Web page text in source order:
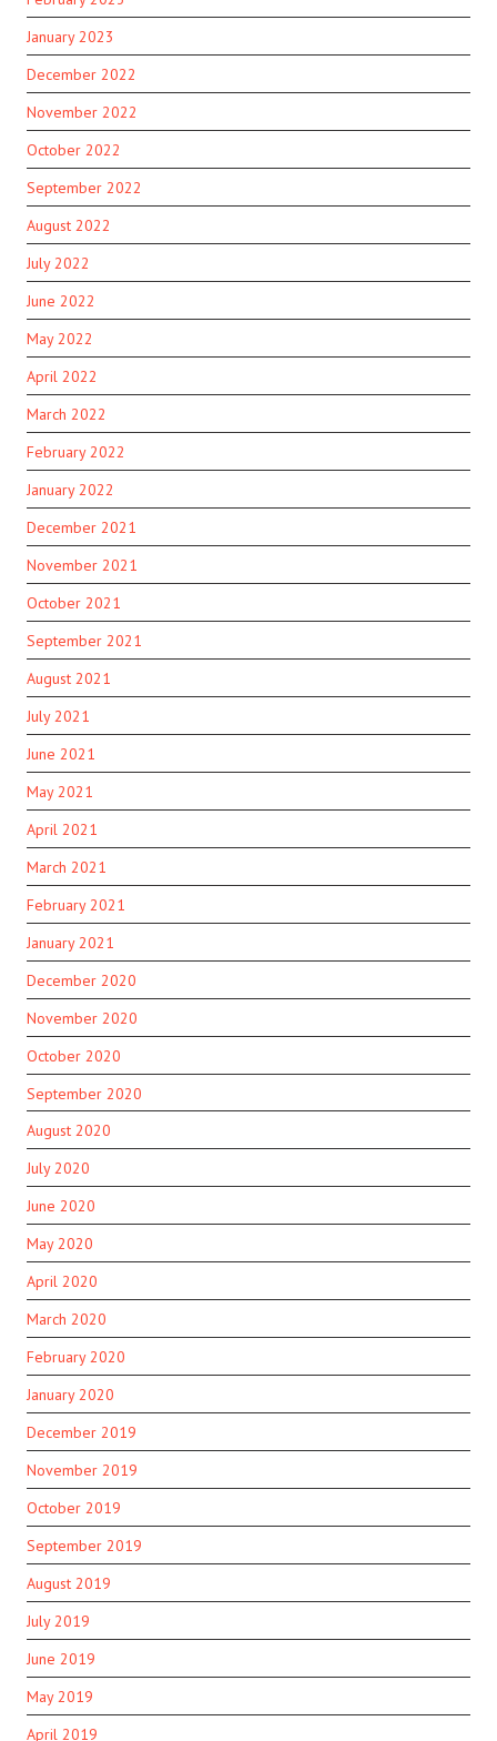
January 2023
December 2022
November 2022
October 2022
September 2022
August 2022
July 2022
June 2022
May 2022
April 2022
March 2022
February 2022
January 2022
December 2021
November 2021
October 2021
September 2021
August 2021
July 2021
June 2021
May 2021
April 2021
March 2021
February 2021
January 2021
December 2020
November 2020
October 2020
September 2020
August 2020
July 2020
June 2020
May 2020
April 2020
March 2020
February 2020
January 2020
December 2019
November 2019
October 2019
September 2019
August 2019
July 2019
June 2019
May 2019
April 2019